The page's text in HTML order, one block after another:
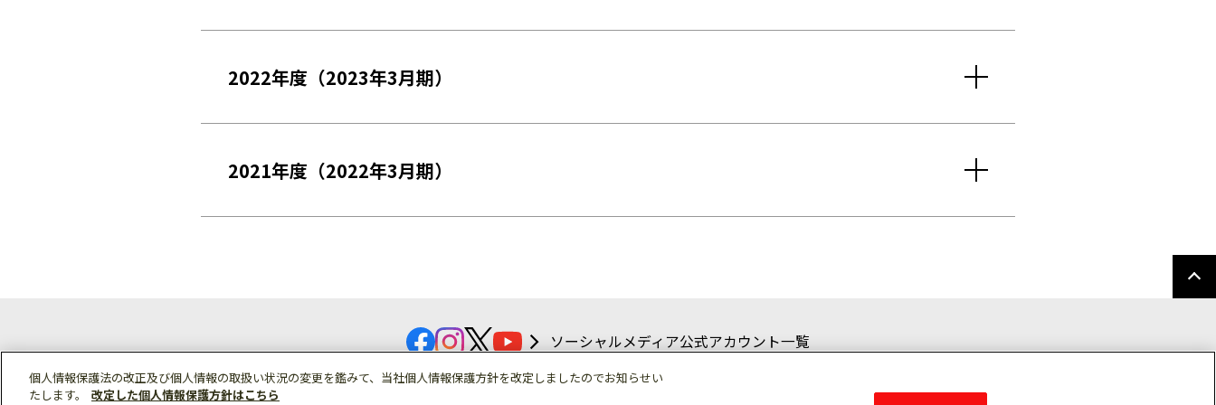
2022年度（2023年3月期）
2021年度（2022年3月期）
ソーシャルメディア公式アカウント一覧
個人情報保護法の改正及び個人情報の取扱い状況の変更を鑑みて、当社個人情報保護方針を改定しましたのでお知らせい
たします。
改定した個人情報保護方針はこちら